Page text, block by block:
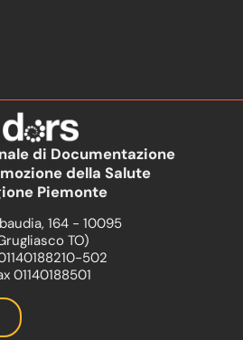
di Documentazione
della Salute
Piemonte
164 - 10095
TO)
502
01140188501